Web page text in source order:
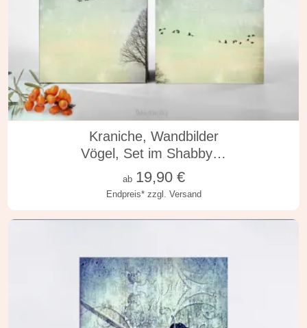
in vielen Varianten
Kraniche, Wandbilder
Vögel, Set im Shabby…
Endpreis* zzgl. Versand
ab 19,90€